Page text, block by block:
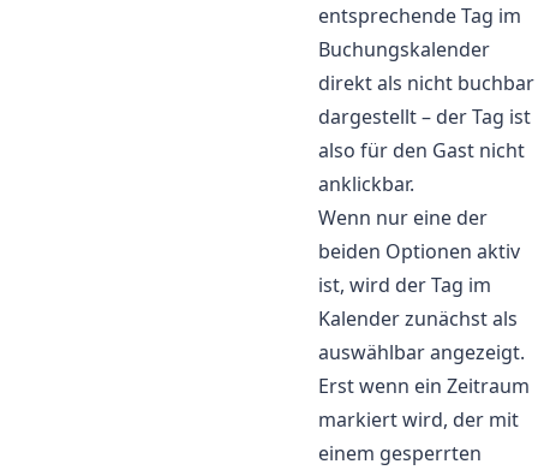
entsprechende Tag im
Buchungskalender
direkt als nicht buchbar
dargestellt – der Tag ist
also für den Gast nicht
anklickbar.
Wenn nur eine der
beiden Optionen aktiv
ist, wird der Tag im
Kalender zunächst als
auswählbar angezeigt.
Erst wenn ein Zeitraum
markiert wird, der mit
einem gesperrten